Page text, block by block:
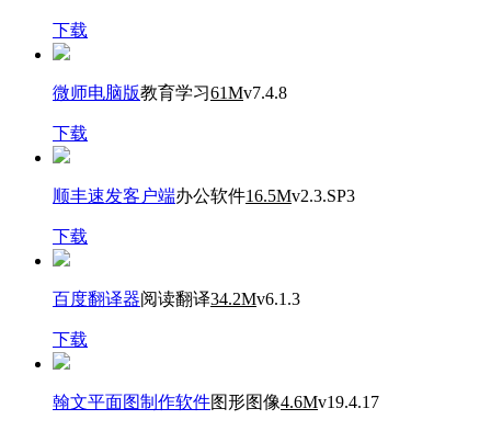
下载
微师电脑版教育学习61Mv7.4.8
下载
顺丰速发客户端办公软件16.5Mv2.3.SP3
下载
百度翻译器阅读翻译34.2Mv6.1.3
下载
翰文平面图制作软件图形图像4.6Mv19.4.17